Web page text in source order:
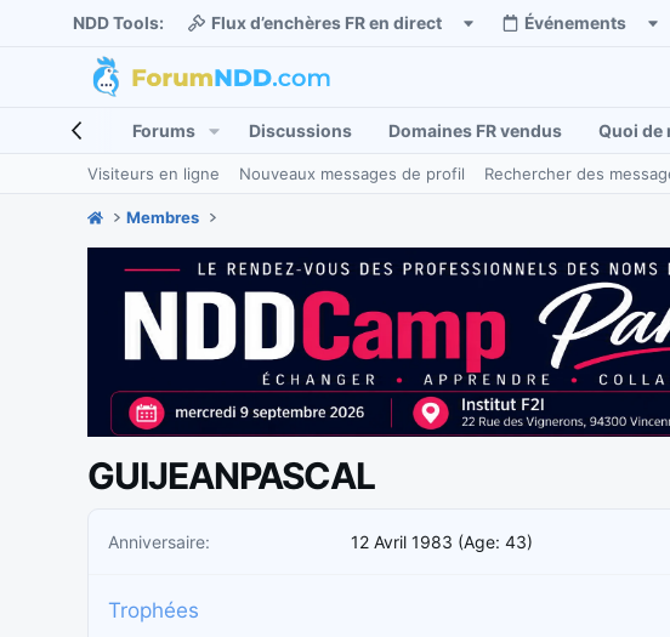
NDD Tools: Flux d’enchères FR en direct Événements
Forums Discussions Domaines FR vendus Quoi de
Visiteurs en ligne Nouveaux messages de profil Rechercher des
Membres
GUIJEANPASCAL
Anniversaire 12 Avril 1983 (Age: 43)
Trophées